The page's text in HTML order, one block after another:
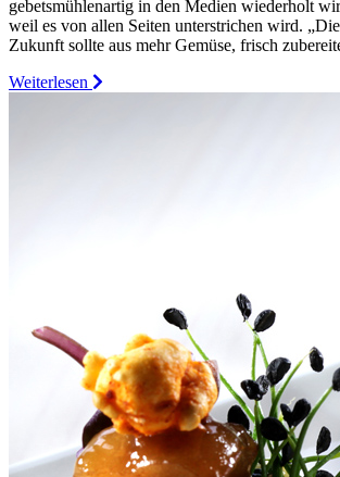
gebetsmühlenartig in den Medien wiederholt
weil es von allen Seiten unterstrichen wird.
Zukunft sollte aus mehr Gemüse, frisch
Weiterlesen